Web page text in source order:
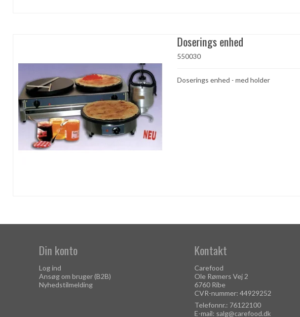
Doserings enhed
550030
Doserings enhed - med holder
Din konto
Log ind
Ansøg om bruger (B2B)
Nyhedstilmelding
Kontakt
Carefood
Ole Rømers Vej 2
6760 Ribe
CVR-nummer: 44929252
Telefonnr.: 76122100
E-mail: salg@carefood.dk